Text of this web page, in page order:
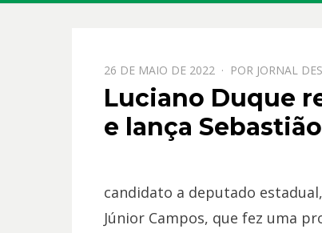
PPOSTADO
EM
26 DE MAIO DE 2022 POR JORNAL
Luciano Duque
e lança
candidato a deputado
Júnior Campos, que fez uma